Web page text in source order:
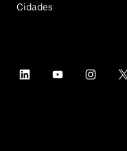
Cidades